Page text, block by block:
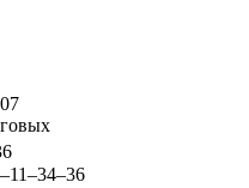
–11–34–36